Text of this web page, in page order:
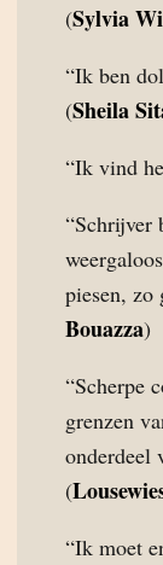
(Sylvia
“Ik ben
(Sheila
“Ik vind
“Schrijver
piesen, zo
Bouazza)
“Scherpe
grenzen
onderdeel
(
“Ik moet